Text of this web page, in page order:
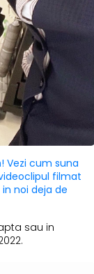
Vezi cum suna
filmat
noi deja de
sau in